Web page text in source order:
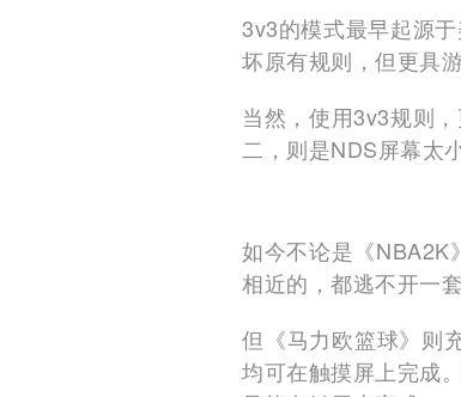
3v3的模式最早起源
坏原有规则，但更具游
当然，使用3v3规则
二，则是NDS屏幕太
如今不论是《NBA2K
相近的，都逃不开一套
但《马力欧篮球》则
均可在触摸屏上完成